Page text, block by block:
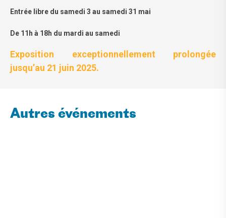
Entrée libre du samedi 3 au samedi 31 mai
De 11h à 18h du mardi au samedi
Exposition exceptionnellement prolongée
jusqu’au 21 juin 2025.
Autres événements